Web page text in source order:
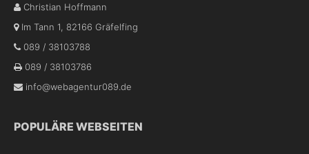
Christian Hoffmann
Im Tann 1
82166 Gräfelfing
089 / 38103788
089 / 38103786
info@webagentur089.de
POPULÄRE WEBSEITEN